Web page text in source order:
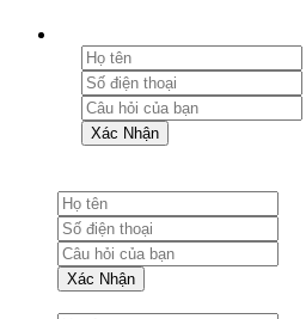
Xác Nhận
Xác Nhận